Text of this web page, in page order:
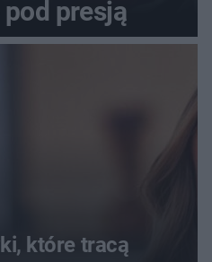
presją
które tracą